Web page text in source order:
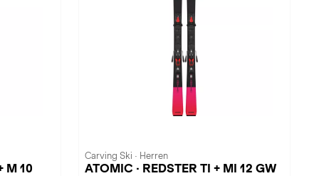
M 10
Carving Ski · Herren
ATOMIC · REDSTER TI + MI 12 GW